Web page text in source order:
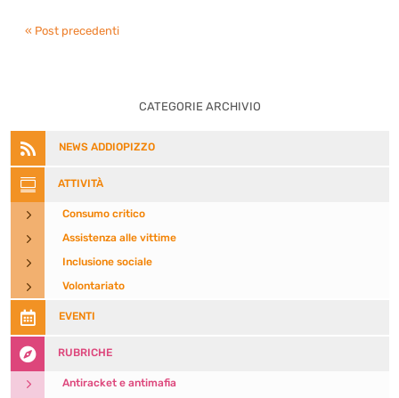
« Post precedenti
CATEGORIE ARCHIVIO
 NEWS ADDIOPIZZO
 ATTIVITÀ
5 Consumo critico
5 Assistenza alle vittime
5 Inclusione sociale
5 Volontariato
 EVENTI
 RUBRICHE
5 Antiracket e antimafia